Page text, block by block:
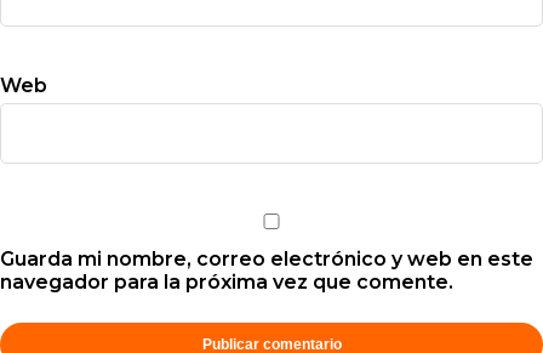
Web
Guarda mi nombre, correo electrónico y web en este
navegador para la próxima vez que comente.